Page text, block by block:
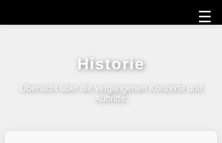
☰
Historie
Übersicht über die vergangenen Konzerte und
Auftritte.